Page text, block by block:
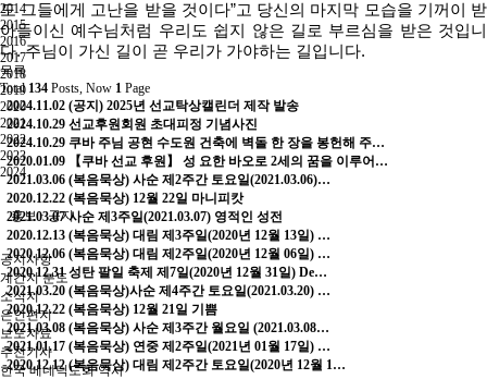
2014
2015
2016
2017
2018
2019
2020
2021
2022
2023
2024
홍보 · 공지
공지사항
계간지 분도
소식지
은인편지
보도자료
추천기사
한국 베네딕도회 역사
도 그들에게 고난을 받을 것이다”고 당신의 마지막 모습을 기꺼이
받
아들이신
예수님처럼 우리도 쉽지 않은 길로 부르심을 받은 것입니
다.주님이 가신 길이 곧 우리가 가야하는 길입니다.
목록
Total 134 Posts, Now 1 Page
2024.11.02 (공지) 2025년 선교탁상캘린더 제작 발송
2024.10.29 선교후원회원 초대피정 기념사진
2024.10.29 쿠바 주님 공현 수도원 건축에 벽돌 한 장을 봉헌해 주…
2020.01.09
【쿠바 선교 후원】 성 요한 바오로 2세의 꿈을 이루어…
2021.03.06 (복음묵상) 사순 제2주간 토요일(2021.03.06)…
2020.12.22 (복음묵상) 12월 22일 마니피캇
2021.03.07사순 제3주일(2021.03.07) 영적인 성전
2020.12.13 (복음묵상) 대림 제3주일(2020년 12월 13일) …
2020.12.06 (복음묵상) 대림 제2주일(2020년 12월 06일) …
2020.12.31성탄 팔일 축제 제7일(2020년 12월 31일) De…
2021.03.20 (복음묵상)사순 제4주간 토요일(2021.03.20) …
2020.12.22 (복음묵상) 12월 21일 기쁨
2021.03.08 (복음묵상) 사순 제3주간 월요일 (2021.03.08…
2021.01.17 (복음묵상) 연중 제2주일(2021년 01월 17일) …
2020.12.12(복음묵상) 대림 제2주간 토요일(2020년 12월 1…